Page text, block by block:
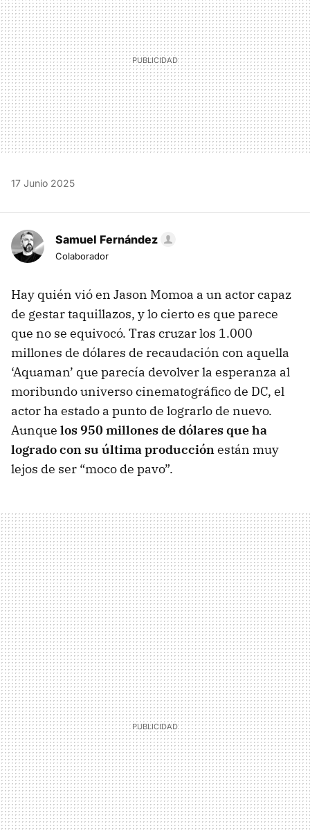
17 Junio 2025
Samuel Fernández
Colaborador
Hay quién vió en Jason Momoa a un actor capaz
de gestar taquillazos, y lo cierto es que parece
que no se equivocó. Tras cruzar los 1.000
millones de dólares de recaudación con aquella
‘Aquaman’ que parecía devolver la esperanza al
moribundo universo cinematográfico de DC, el
actor ha estado a punto de lograrlo de nuevo.
Aunque los 950 millones de dólares que ha
logrado con su última producciónestán muy
lejos de ser “moco de pavo”.